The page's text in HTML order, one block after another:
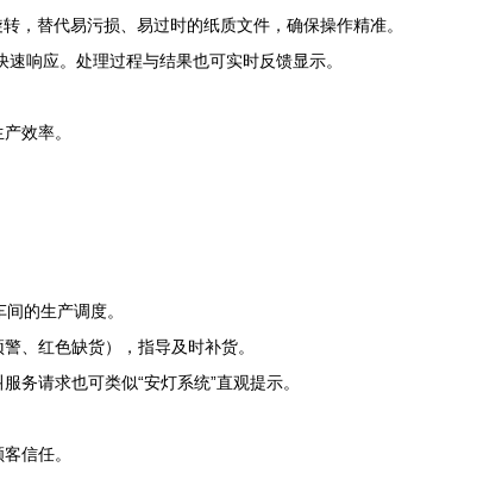
，替代易污损、易过时的纸质文件，确保操作精准。
响应。处理过程与结果也可实时反馈显示。
效率。
的生产调度。
、红色缺货），指导及时补货。
务请求也可类似“安灯系统”直观提示。
信任。